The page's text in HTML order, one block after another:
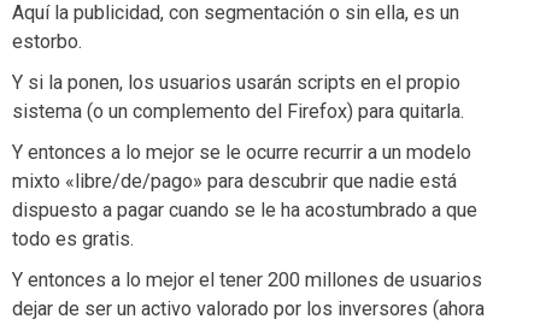
Aquí la publicidad, con segmentación o sin ella, es un
estorbo.
Y si la ponen, los usuarios usarán scripts en el propio
sistema (o un complemento del Firefox) para quitarla.
Y entonces a lo mejor se le ocurre recurrir a un modelo
mixto «libre/de/pago» para descubrir que nadie está
dispuesto a pagar cuando se le ha acostumbrado a que
todo es gratis.
Y entonces a lo mejor el tener 200 millones de usuarios
dejar de ser un activo valorado por los inversores (ahora